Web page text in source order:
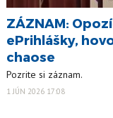
ZÁZNAM:
ePrihlášky,
chaose
Pozrite si záznam.
1 JÚN 2026 17:08